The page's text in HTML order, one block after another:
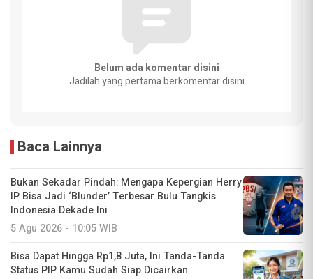
Belum ada komentar disini
Jadilah yang pertama berkomentar disini
Baca Lainnya
Bukan Sekadar Pindah: Mengapa Kepergian Herry
IP Bisa Jadi ‘Blunder’ Terbesar Bulu Tangkis
Indonesia Dekade Ini
5 Agu 2026 - 10:05 WIB
Bisa Dapat Hingga Rp1,8 Juta, Ini Tanda-Tanda
Status PIP Kamu Sudah Siap Dicairkan